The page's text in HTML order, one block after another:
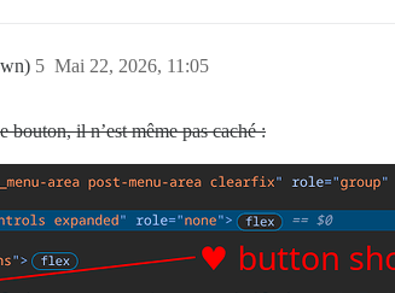
Mai 22, 2026, 11:05
5
bouton, il n’est même pas caché :